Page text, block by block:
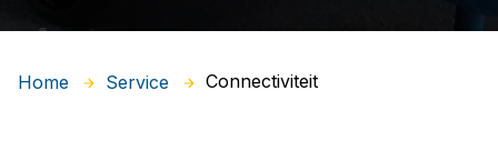
Home Service Connectiviteit